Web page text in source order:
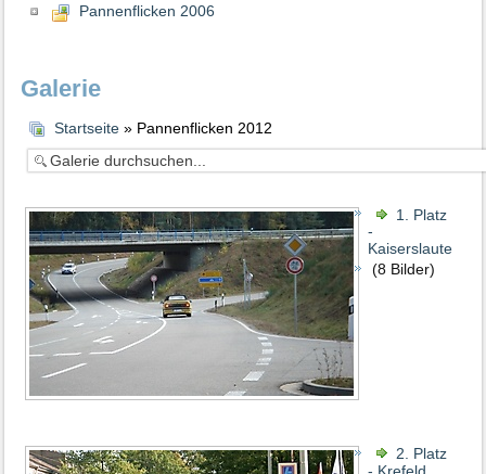
Pannenflicken 2006
Galerie
Startseite» Pannenflicken 2012
1. Platz
-
Kaiserslautern
(8 Bilder)
2. Platz